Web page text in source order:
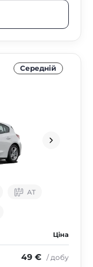
Середнiй
АТ
Ціна
49 € / добу